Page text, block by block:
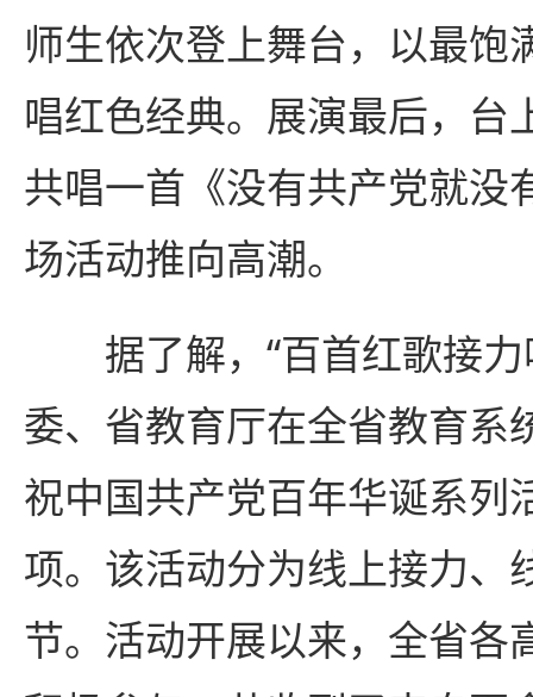
师生依次登上舞台，以最饱
唱红色经典。展演最后，台
共唱一首《没有共产党就没
场活动推向高潮。
据了解，“百首红歌接力
委、省教育厅在全省教育系
祝中国共产党百年华诞系列
项。该活动分为线上接力、
节。活动开展以来，全省各